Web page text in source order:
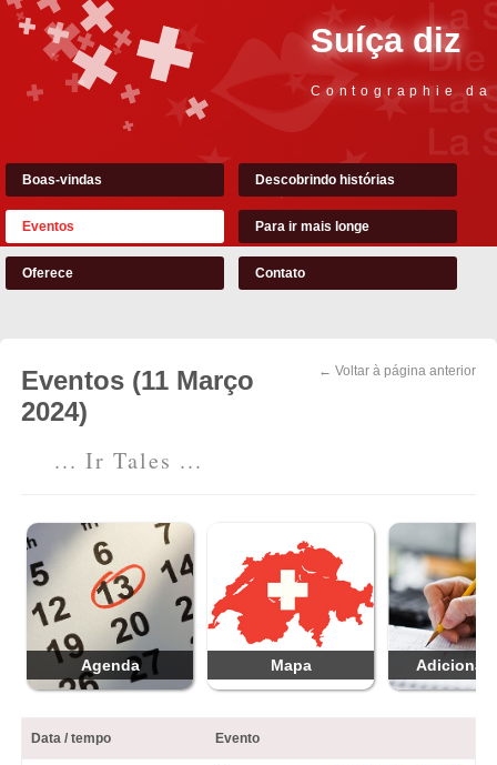
Suíça diz
Contographie
Boas-vindas Descobrindo histórias
Eventos Para ir mais longe
Oferece Contato
← Voltar à página anterior
Eventos (11 Março
2024)
... Ir Tales ...
Agenda Mapa Adicionar
Data / tempo Evento